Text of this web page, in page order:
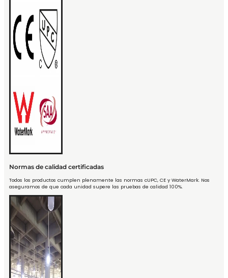
Normas de calidad certificadas
Todos los productos cumplen plenamente las normas cUPC, CE y WaterMark. Nos
aseguramos de que cada unidad supere las pruebas de calidad 100%.